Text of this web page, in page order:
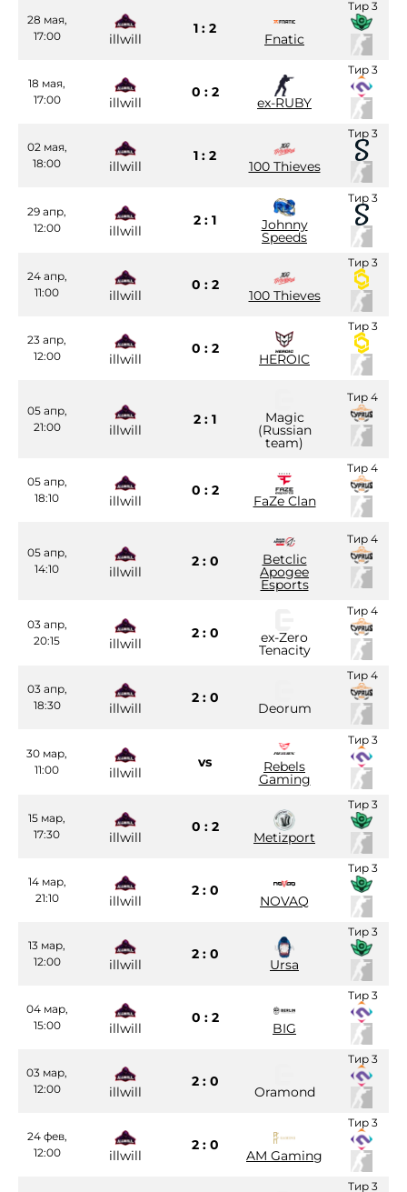
28 мая,
17:00
illwill
1 : 2
Fnatic
Тир 3
18 мая,
17:00
illwill
0 : 2
ex-RUBY
Тир 3
02 мая,
18:00
illwill
1 : 2
100 Thieves
Тир 3
29 апр,
12:00
illwill
2 : 1 Johnny
Speeds
Тир 3
24 апр,
11:00
illwill
0 : 2
100 Thieves
Тир 3
23 апр,
12:00
illwill
0 : 2
HEROIC
Тир 3
05 апр,
21:00
illwill
2 : 1 Magic
(Russian
team)
Тир 4
05 апр,
18:10
illwill
0 : 2
FaZe Clan
Тир 4
05 апр,
14:10
illwill
2 : 0 Betclic
Apogee
Esports
Тир 4
03 апр,
20:15
illwill
2 : 0 ex-Zero
Tenacity
Тир 4
03 апр,
18:30
illwill
2 : 0
Deorum
Тир 4
30 мар,
11:00
illwill
vs Rebels
Gaming
Тир 3
15 мар,
17:30
illwill
0 : 2
Metizport
Тир 3
14 мар,
21:10
illwill
2 : 0
NOVAQ
Тир 3
13 мар,
12:00
illwill
2 : 0
Ursa
Тир 3
04 мар,
15:00
illwill
0 : 2
BIG
Тир 3
03 мар,
12:00
illwill
2 : 0
Oramond
Тир 3
24 фев,
12:00
illwill
2 : 0
AM Gaming
Тир 3
Тир 3